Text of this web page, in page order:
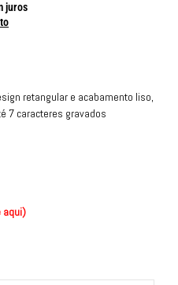
juros
retangular e acabamento liso,
7 caracteres gravados
aqui)